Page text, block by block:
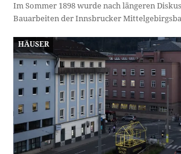
Im Sommer 1898 wurde nach längeren
Bauarbeiten der Innsbrucker
HÄUSER